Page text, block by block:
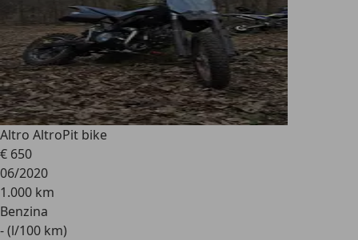
Altro AltroPit bike
€ 650
06/2020
1.000 km
Benzina
- (l/100 km)